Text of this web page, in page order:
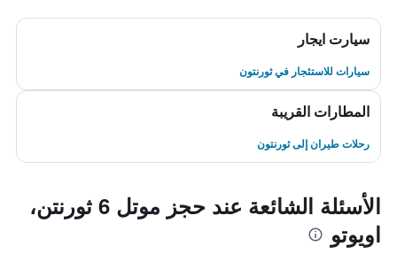
سيارت ايجار
سيارات للاستئجار في ثورنتون
المطارات القريبة
رحلات طيران إلى ثورنتون
الأسئلة الشائعة عند حجز موتل 6 ثورنتن،
اويوتو